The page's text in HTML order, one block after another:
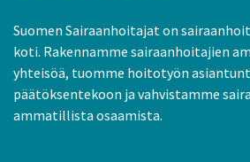
Suomen Sairaanhoitajat on
koti. Rakennamme sairaanhoitajien
yhteisöä, tuomme hoitotyön
päätöksentekoon ja vahvistamme
ammatillista osaamista.